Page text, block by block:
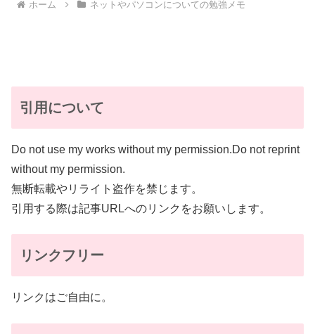
ホーム ネットやパソコンについての勉強メモ
引用について
Do not use my works without my permission.Do not reprint
without my permission.
無断転載やリライト盗作を禁じます。
引用する際は記事URLへのリンクをお願いします。
リンクフリー
リンクはご自由に。